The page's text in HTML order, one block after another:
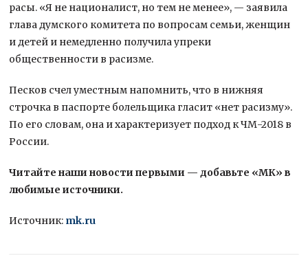
расы. «Я не националист, но тем не менее», — заявила
глава думского комитета по вопросам семьи, женщин
и детей и немедленно получила упреки
общественности в расизме.
Песков счел уместным напомнить, что в нижняя
строчка в паспорте болельщика гласит «нет расизму».
По его словам, она и характеризует подход к ЧМ-2018 в
России.
Читайте наши новости первыми — добавьте «МК» в
любимые источники.
Источник: mk.ru